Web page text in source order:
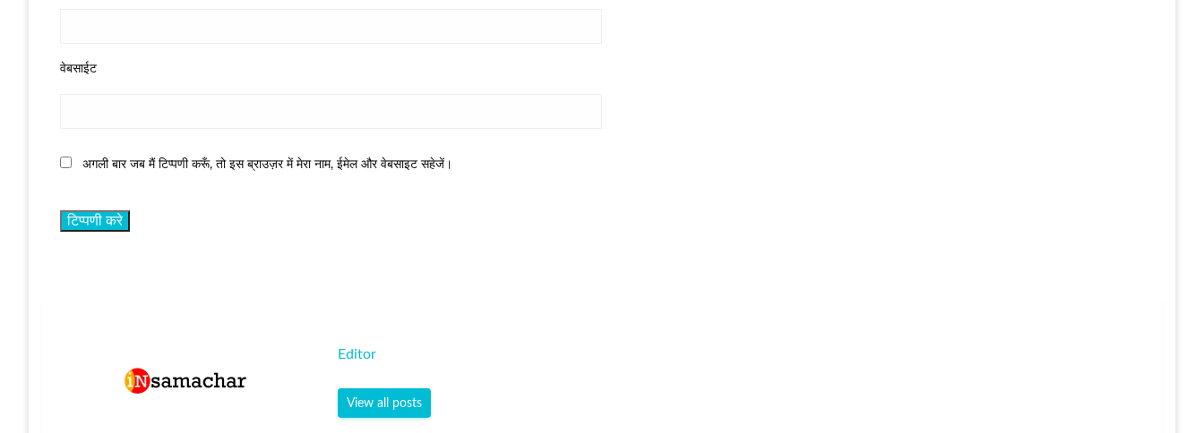
वेबसाईट
अगली बार जब मैं टिप्पणी करूँ, तो इस ब्राउज़र में मेरा नाम, ईमेल और वेबसाइट सहेजें।
Editor
View all posts